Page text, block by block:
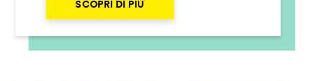
SCOPRI DI PIÙ